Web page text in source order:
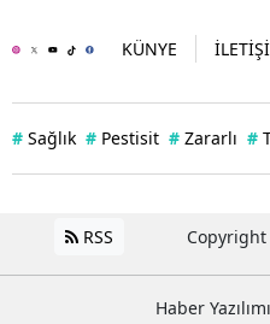
KÜNYE
# Sağlık # Pestisit # Zararlı #
RSS Copyright
Haber Yazılımı